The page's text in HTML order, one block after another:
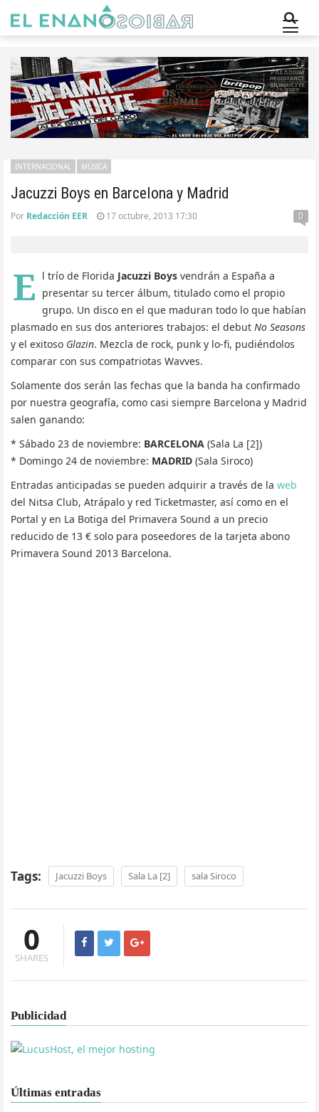
Jacuzzi Boys en Barcelona y Madrid
INTERNACIONAL MÚSICA
Por Redacción EER 17 octubre, 2013 17:30 0
E l trío de Florida Jacuzzi Boys vendrán a España a
presentar su tercer álbum, titulado como el propio
grupo. Un disco en el que maduran todo lo que habían
plasmado en sus dos anteriores trabajos: el debut No Seasons
y el exitoso Glazin. Mezcla de rock, punk y lo-fi, pudiéndolos
comparar con sus compatriotas Wavves.
Solamente dos serán las fechas que la banda ha confirmado
por nuestra geografía, como casi siempre Barcelona y Madrid
salen ganando:
* Sábado 23 de noviembre: BARCELONA (Sala La [2])
* Domingo 24 de noviembre: MADRID (Sala Siroco)
Entradas anticipadas se pueden adquirir a través de la web
del Nitsa Club, Atrápalo y red Ticketmaster, así como en el
Portal y en La Botiga del Primavera Sound a un precio
reducido de 13 € solo para poseedores de la tarjeta abono
Primavera Sound 2013 Barcelona.
Tags: Jacuzzi Boys Sala La [2] sala Siroco
0
SHARES
Publicidad
Últimas entradas